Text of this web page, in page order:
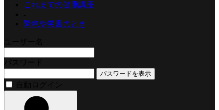
これまでの健康講座
緊急や災害のとき
パスワードを表示